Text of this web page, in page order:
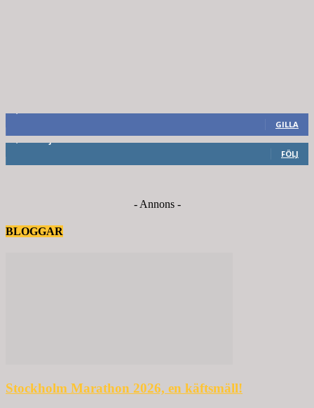
GILLA
FÖLJ
- Annons -
BLOGGAR
Stockholm Marathon 2026, en käftsmäll!